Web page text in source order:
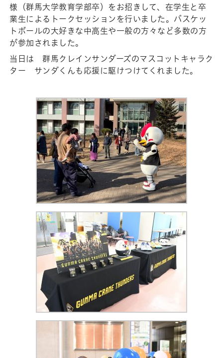
様（群馬大学教育学部卒）をお招きして、在学生と卒
業生によるトークセッションを行いました。バスケッ
トボールの大好きな中高生や一般の方々など多数の方
が参加されました。
当日は 群馬クレインサンダーズのマスコットキャラク
ター サンダくんも応援に駆けつけてくれました。